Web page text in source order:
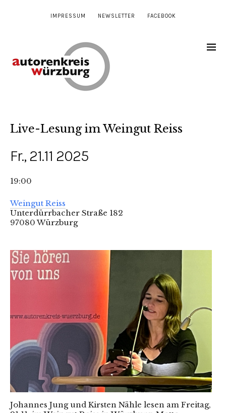
IMPRESSUM NEWSLETTER FACEBOOK
Live-Lesung im Weingut Reiss
Fr., 21.11 2025
19:00
Weingut Reiss
Unterdürrbacher Straße 182
97080 Würzburg
Johannes Jung und Kirsten Nähle lesen am Freitag,